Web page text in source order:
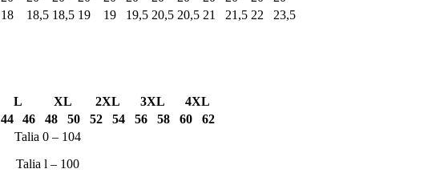
18 18,5 18,5 19 19 19,5 20,5 20,5 21 21,5 22 23,5
L XL 2XL 3XL
4XL
44 46 48 50 52 54 56 58 60 62
Talia 0 – 104
Talia l – 100